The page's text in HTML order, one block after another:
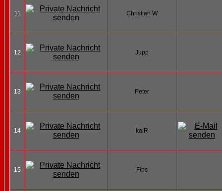
11 Christian W
12 Jupp
13 Peter
14 kaiR
15 Fips